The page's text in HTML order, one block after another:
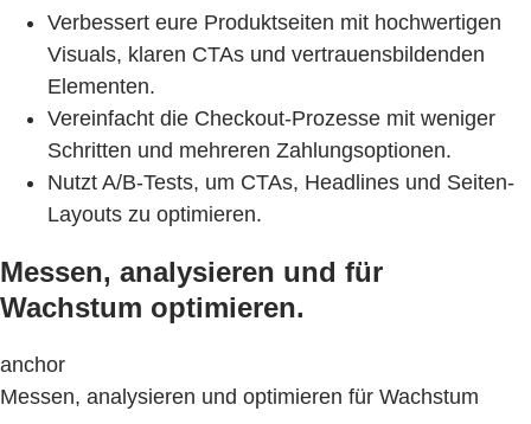
Verbessert eure Produktseiten mit hochwertigen
Visuals, klaren CTAs und vertrauensbildenden
Elementen.
Vereinfacht die Checkout-Prozesse mit weniger
Schritten und mehreren Zahlungsoptionen.
Nutzt A/B-Tests, um CTAs, Headlines und Seiten-
Layouts zu optimieren.
Messen, analysieren und für
Wachstum optimieren.
anchor
Messen, analysieren und optimieren für Wachstum